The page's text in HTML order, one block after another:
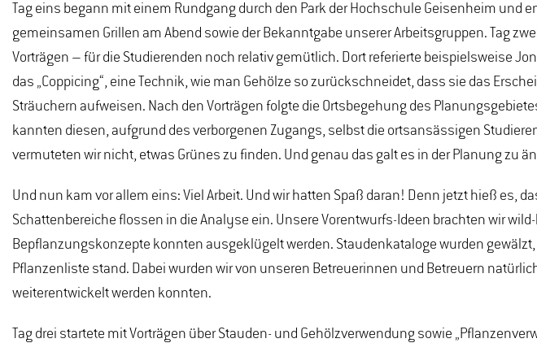
Tag eins begann mit einem Rundgang durch den Park der Hochschule Geisenheim und
gemeinsamen Grillen am Abend sowie der Bekanntgabe unserer Arbeitsgruppen. Tag
Vorträgen – für die Studierenden noch relativ gemütlich. Dort referierte beispielsweise
das „Coppicing“, eine Technik, wie man Gehölze so zurückschneidet, dass sie das
Sträuchern aufweisen. Nach den Vorträgen folgte die Ortsbegehung des
kannten diesen, aufgrund des verborgenen Zugangs, selbst die ortsansässigen
vermuteten wir nicht, etwas Grünes zu finden. Und genau das galt es in der Planung zu
Und nun kam vor allem eins: Viel Arbeit. Und wir hatten Spaß daran! Denn jetzt hieß
Schattenbereiche flossen in die Analyse ein. Unsere Vorentwurfs-Ideen brachten wir
Bepflanzungskonzepte konnten ausgeklügelt werden. Staudenkataloge wurden
Pflanzenliste stand. Dabei wurden wir von unseren Betreuerinnen und Betreuern
weiterentwickelt werden konnten.
Tag drei startete mit Vorträgen über Stauden- und Gehölzverwendung sowie